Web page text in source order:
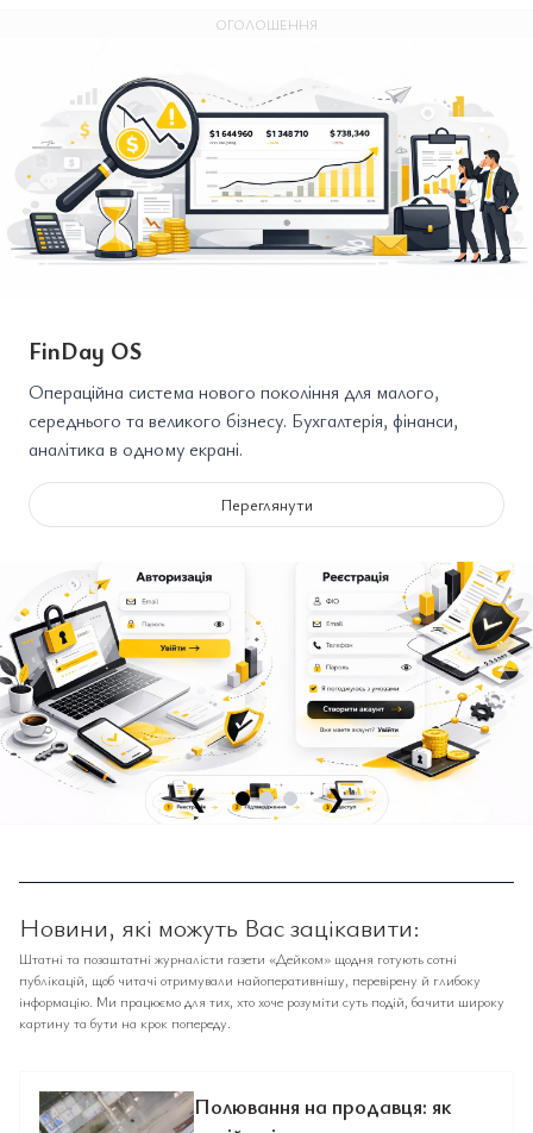
ОГОЛОШЕННЯ
FinDay OS
Операційна система нового покоління для малого,
середнього та великого бізнесу. Бухгалтерія, фінанси,
аналітика в одному екрані.
Переглянути
❮ ❯
Новини, які можуть Вас зацікавити:
Штатні та позаштатні журналісти газети «Дейком» щодня готують сотні
публікацій, щоб читачі отримували найоперативнішу, перевірену й глибоку
інформацію. Ми працюємо для тих, хто хоче розуміти суть подій, бачити широку
картину та бути на крок попереду.
Полювання на продавця: як